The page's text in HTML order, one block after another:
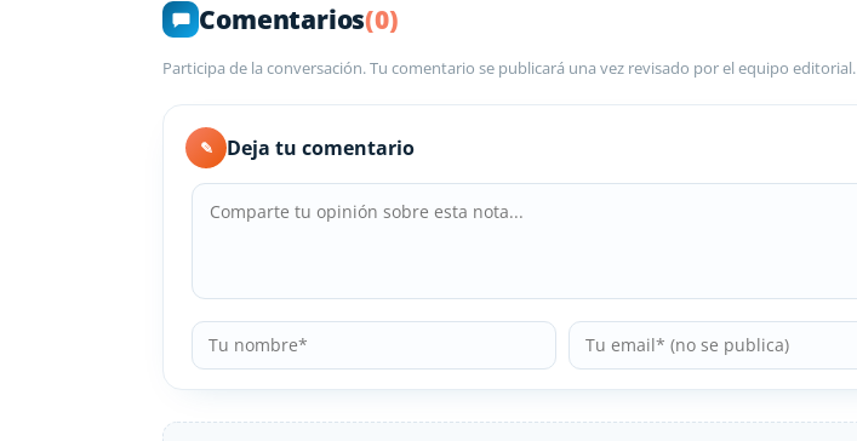
Comentarios(0)
Participa de la conversación. Tu comentario se publicará una vez revisado por el equipo editorial.
✎ Deja tu comentario